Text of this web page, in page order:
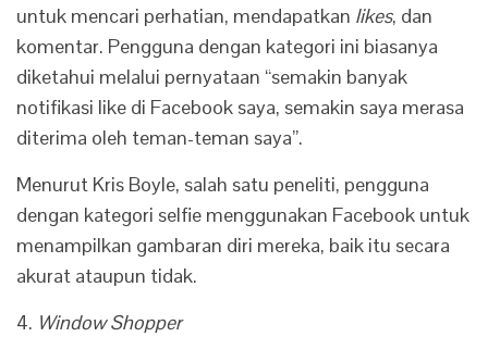
untuk mencari perhatian, mendapatkan likes, dan
komentar. Pengguna dengan kategori ini biasanya
diketahui melalui pernyataan “semakin banyak
notifikasi like di Facebook saya, semakin saya merasa
diterima oleh teman-teman saya”.
Menurut Kris Boyle, salah satu peneliti, pengguna
dengan kategori selfie menggunakan Facebook untuk
menampilkan gambaran diri mereka, baik itu secara
akurat ataupun tidak.
4. Window Shopper